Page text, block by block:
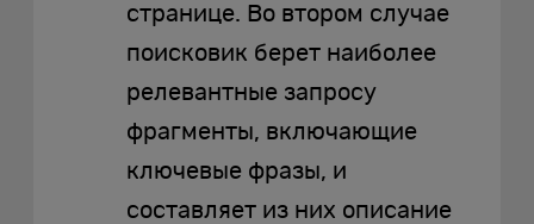
странице. Во втором случае
поисковик берет наиболее
релевантные запросу
фрагменты, включающие
ключевые фразы, и
составляет из них описание